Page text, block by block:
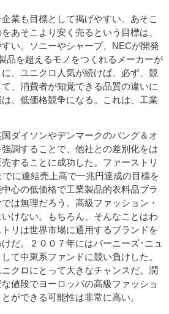
業も目標として掲げやすい。あそこ
あそこより安く売るという目標は、
い。ソニーやシャープ、NECが開発
品を超えるモノをつくれるメーカーが
、ユニクロ人気が続けば、必ず、競
、消費者が知覚できる品質の違いに
、低価格競争になる。これは、工業
ダイソンやデンマークのバング＆オ
調することで、他社との差別化をは
することに成功した。ファーストリ
に連結売上高で一兆円達成の目標を
心の低価格で工業製品的衣料品ブラ
は無理だろう。高級ファッション・
けない。もちろん、そんなことはわ
リは世界市場に通用するブランドを
だ。２００７年にはバーニーズ･ニュ
て中東系ファンドに競い負けした。
クロにとって大きなチャンスだ。潤
値段でヨーロッパの高級ファッショ
ができる可能性は非常に高い。